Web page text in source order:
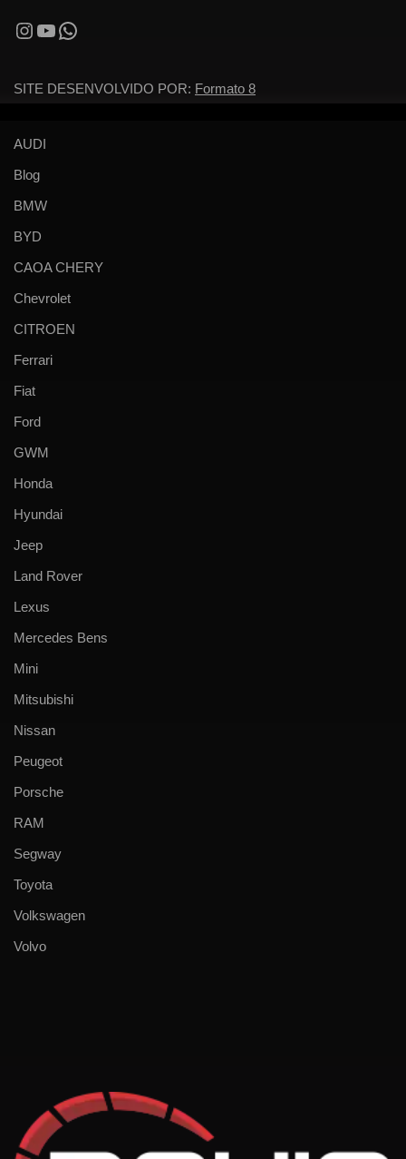
SITE DESENVOLVIDO POR: Formato 8
AUDI
Blog
BMW
BYD
CAOA CHERY
Chevrolet
CITROEN
Ferrari
Fiat
Ford
GWM
Honda
Hyundai
Jeep
Land Rover
Lexus
Mercedes Bens
Mini
Mitsubishi
Nissan
Peugeot
Porsche
RAM
Segway
Toyota
Volkswagen
Volvo